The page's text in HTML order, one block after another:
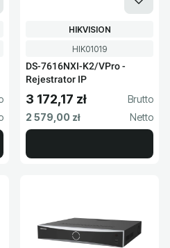
Kod produktu
HIK01019
DS-7616NXI-K2/VPro -
Rejestrator IP
PRODUCENT
HIKVISION
Cena brutto
3 172,17 zł
Cena netto
2 579,00 zł